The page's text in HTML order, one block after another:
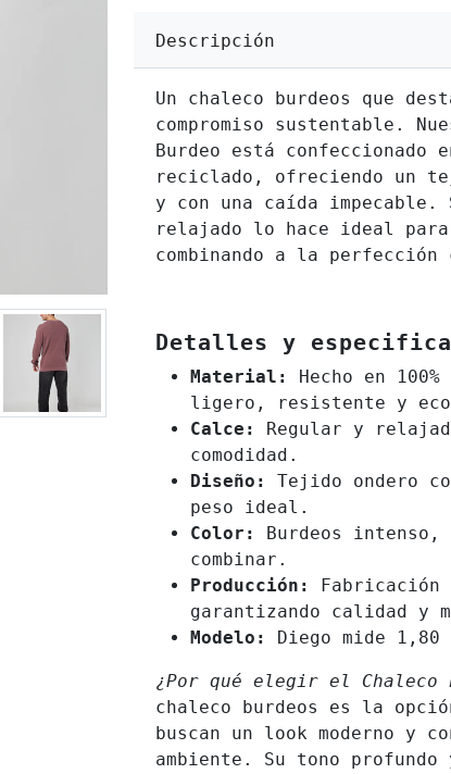
Descripción
Un chaleco burdeos que
compromiso sustentable.
Burdeo está confeccionado
reciclado, ofreciendo un
y con una caída
relajado lo hace ideal
combinando a la
Detalles y
Material: Hecho en
ligero, resistente y
Calce: Regular y
comodidad.
Diseño:
Tejido ondero
peso ideal.
Color: Burdeos
combinar.
Producción:
Fabricación
garantizando calidad y
Modelo: Diego mide
¿Por qué elegir el Chaleco
chaleco burdeos es la
buscan un look moderno y
ambiente. Su tono